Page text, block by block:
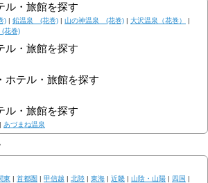
ル・旅館を探す
) | 鉛温泉 (花巻) | 山の神温泉 (花巻) | 大沢温泉（花巻）
|
花巻)
ル・旅館を探す
ホテル・旅館を探す
ル・旅館を探す
| あづまね温泉
東 | 首都圏 | 甲信越 | 北陸 | 東海 | 近畿 | 山陰・山陽 | 四国 |